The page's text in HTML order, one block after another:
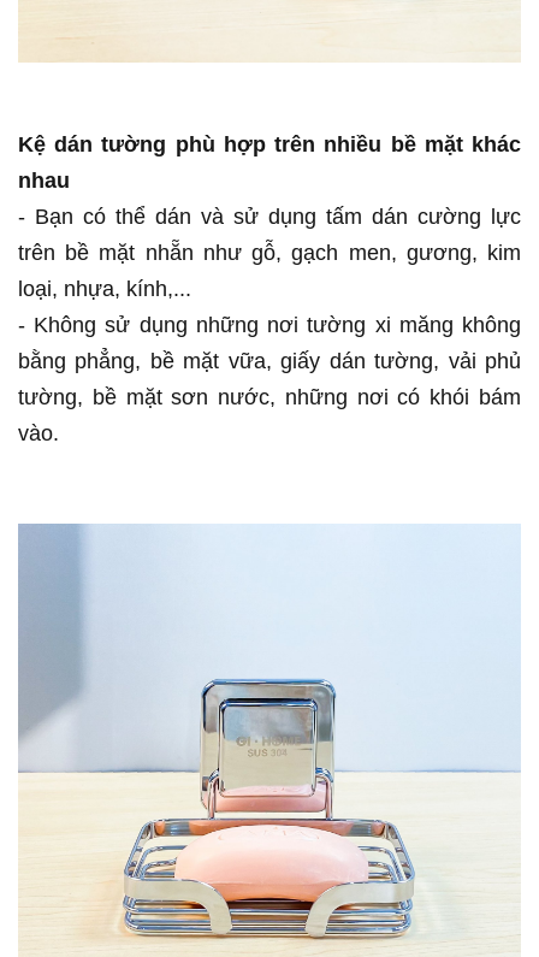
Kệ dán tường phù hợp trên nhiều bề mặt khác
nhau
- Bạn có thể dán và sử dụng tấm dán cường lực
trên bề mặt nhẵn như gỗ, gạch men, gương, kim
loại, nhựa, kính,...
- Không sử dụng những nơi tường xi măng không
bằng phẳng, bề mặt vữa, giấy dán tường, vải phủ
tường, bề mặt sơn nước, những nơi có khói bám
vào.